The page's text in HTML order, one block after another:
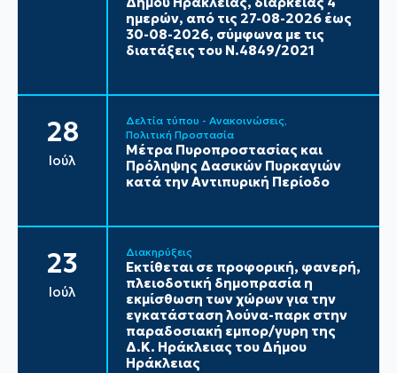
ημερών, από τις 27-08-2026 έως
30-08-2026, σύμφωνα με τις
διατάξεις του Ν.4849/2021
28
Ιούλ
Δελτία τύπου - Ανακοινώσεις
Πολιτική Προστασία
Μέτρα Πυροπροστασίας και
Πρόληψης Δασικών Πυρκαγιών
κατά την Αντιπυρική Περίοδο
23
Ιούλ
Διακηρύξεις
Εκτίθεται σε προφορική, φανερή,
πλειοδοτική δημοπρασία η
εκμίσθωση των χώρων για την
εγκατάσταση λούνα-παρκ στην
παραδοσιακή εμπορ/γυρη της
Δ.Κ. Ηράκλειας του Δήμου
Ηράκλειας